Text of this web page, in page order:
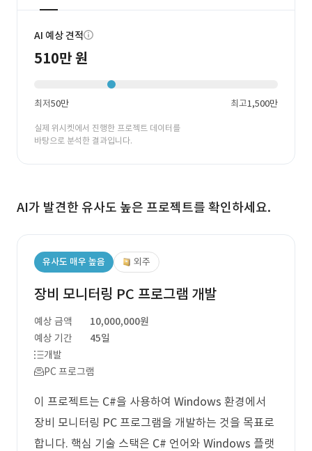
AI 예상 견적
510만 원
최저50만 최고1,500만
실제 위시켓에서 진행한 프로젝트 데이터를
바탕으로 분석한 결과입니다.
AI가 발견한 유사도 높은 프로젝트를 확인하세요.
유사도 매우 높음 외주
장비 모니터링 PC 프로그램 개발
예상 금액
10,000,000원
예상 기간
45일
개발
PC 프로그램
이 프로젝트는 C#을 사용하여 Windows 환경에서
장비 모니터링 PC 프로그램을 개발하는 것을 목표로
합니다. 핵심 기술 스택은 C# 언어와 Windows 플랫